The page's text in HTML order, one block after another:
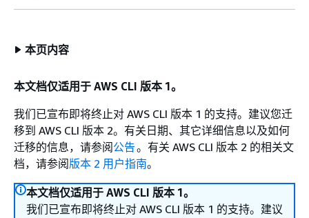
本页内容
本文档仅适用于 AWS CLI 版本 1。
我们已宣布即将终止对 AWS CLI 版本 1 的支持。建议您迁
移到 AWS CLI 版本 2。有关日期、其它详细信息以及如何
迁移的信息，请参阅公告。有关 AWS CLI 版本 2 的相关文
档，请参阅版本 2 用户指南。
本文档仅适用于 AWS CLI 版本 1。
我们已宣布即将终止对 AWS CLI 版本 1 的支持。建议